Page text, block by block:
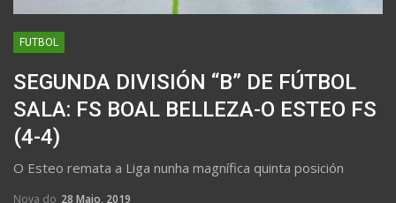
FUTBOL
SEGUNDA DIVISIÓN “B” DE FÚTBOL
SALA: FS BOAL BELLEZA-O ESTEO FS
(4-4)
O Esteo remata a Liga nunha magnífica quinta posición
Nova do 28 Maio, 2019